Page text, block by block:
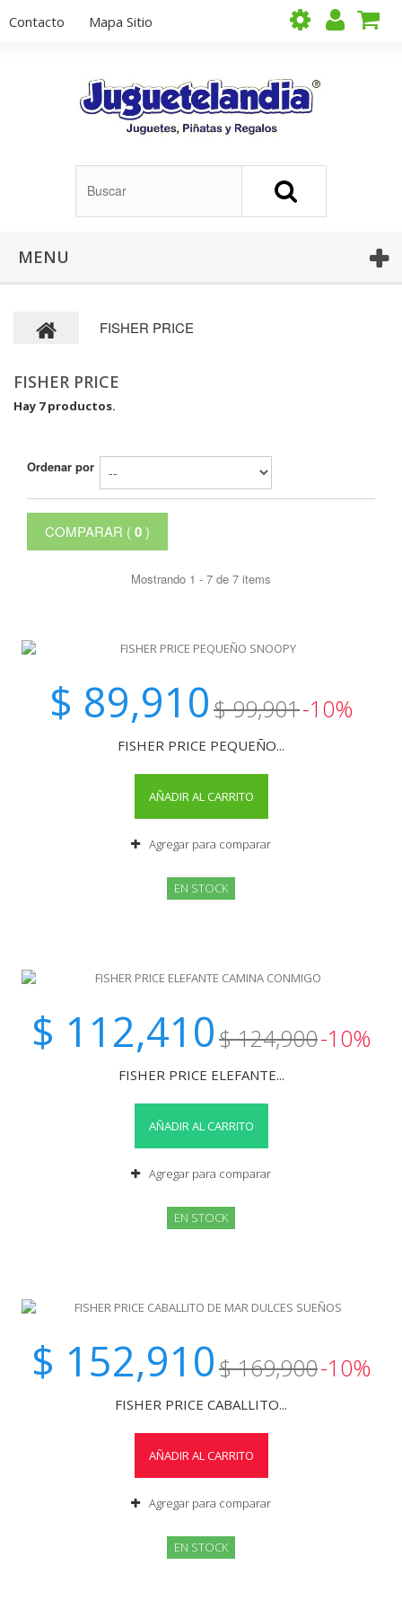
Contacto Mapa Sitio
MENU
FISHER PRICE
FISHER PRICE
Hay 7 productos.
Ordenar por
COMPARAR ( 0)
Mostrando 1 - 7 de 7 items
$ 89,910$ 99,901-10%
FISHER PRICE PEQUEÑO...
AÑADIR AL CARRITO
Agregar para comparar
EN STOCK
$ 112,410$ 124,900-10%
FISHER PRICE ELEFANTE...
AÑADIR AL CARRITO
Agregar para comparar
EN STOCK
$ 152,910$ 169,900-10%
FISHER PRICE CABALLITO...
AÑADIR AL CARRITO
Agregar para comparar
EN STOCK